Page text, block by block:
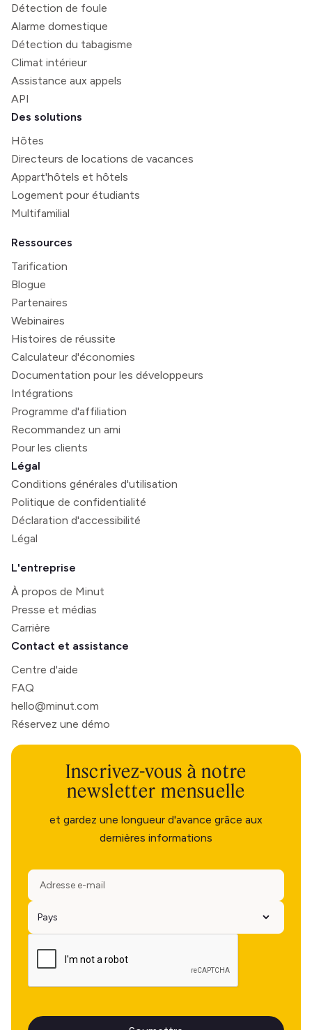
Détection de foule
Alarme domestique
Détection du tabagisme
Climat intérieur
Assistance aux appels
API
Des solutions
Hôtes
Directeurs de locations de vacances
Appart'hôtels et hôtels
Logement pour étudiants
Multifamilial
Ressources
Tarification
Blogue
Partenaires
Webinaires
Histoires de réussite
Calculateur d'économies
Documentation pour les développeurs
Intégrations
Programme d'affiliation
Recommandez un ami
Pour les clients
Légal
Conditions générales d'utilisation
Politique de confidentialité
Déclaration d'accessibilité
Légal
L'entreprise
À propos de Minut
Presse et médias
Carrière
Contact et assistance
Centre d'aide
FAQ
hello@minut.com
Réservez une démo
Inscrivez-vous à notre
newsletter mensuelle
et gardez une longueur d'avance grâce aux
dernières informations